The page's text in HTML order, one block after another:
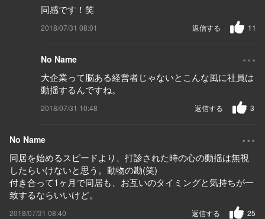
同感です！笑
2018/07/31 08:01 11
返信する
No Name ...
大企業って脳ある経営者じゃないとこんな風に社員は
動揺するんですね。
2018/07/31 10:48 3
返信する
No Name ...
同居を始めるスピードより、打診された時の心の動揺は無視
したらいけないと思う。動物の勘(笑)
付き合って1ヶ月で同居も、お互いのタイミングと気持ちが一
致するならいいけど。
2018/07/31 08:40 25
返信する